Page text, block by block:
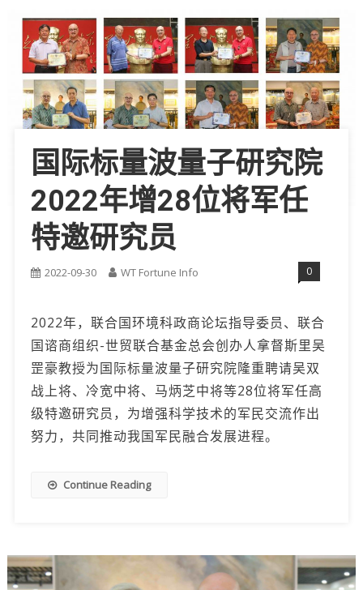
国际标量波量子研究院
2022年增28位将军任
特邀研究员
2022-09-30 WT Fortune Info 0
2022年，联合国环境科政商论坛指导委员、联合
国谘商组织-世贸联合基金总会创办人拿督斯里吴
罡豪教授为国际标量波量子研究院隆重聘请吴双
战上将、冷宽中将、马炳芝中将等28位将军任高
级特邀研究员，为增强科学技术的军民交流作出
努力，共同推动我国军民融合发展进程。
Continue Reading